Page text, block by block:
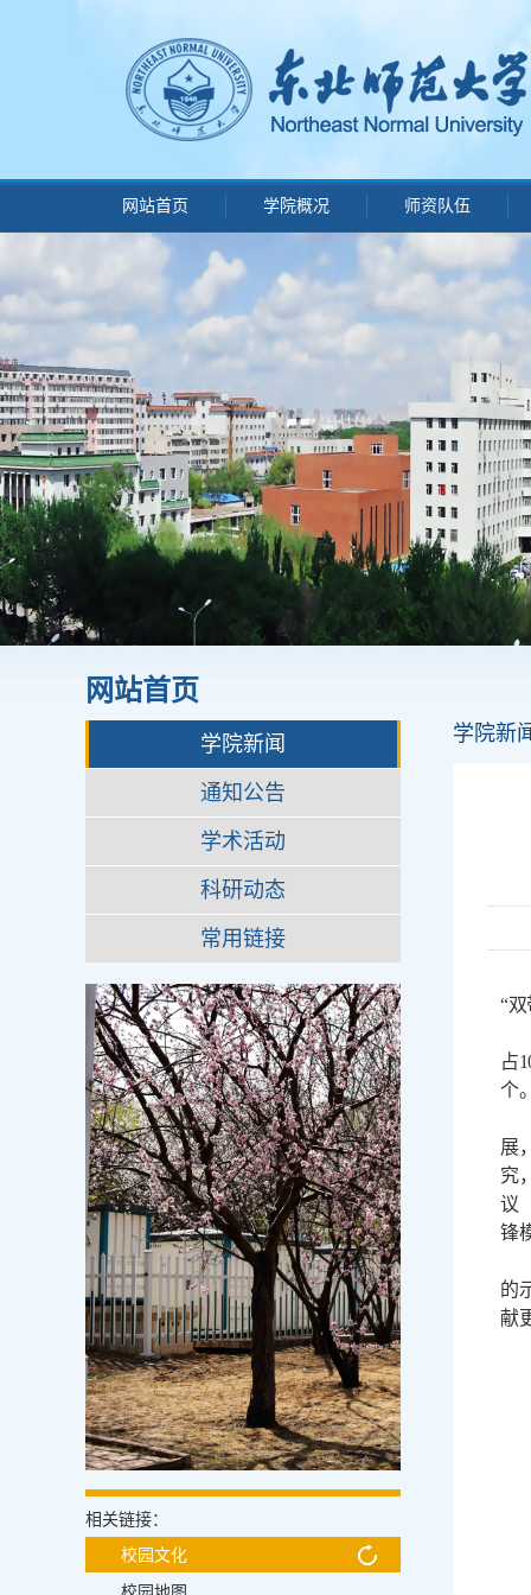
网站首页 学院概况 师资队伍
网站首页
学院新闻
通知公告
学术活动
科研动态
常用链接
相关链接：
校园文化
学院新
“
占
个
展
究
议
锋
的
献